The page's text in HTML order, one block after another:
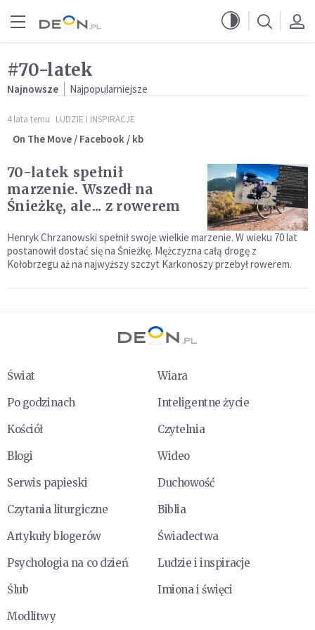
#70-latek
Najnowsze Najpopularniejsze
4 lata temu LUDZIE I INSPIRACJE
On The Move / Facebook / kb
70-latek spełnił
marzenie. Wszedł na
Śnieżkę, ale... z rowerem
Henryk Chrzanowski spełnił swoje wielkie marzenie. W wieku 70 lat
postanowił dostać się na Śnieżkę. Mężczyzna całą drogę z
Kołobrzegu aż na najwyższy szczyt Karkonoszy przebył rowerem.
Świat
Wiara
Po godzinach
Inteligentne życie
Kościół
Czytelnia
Blogi
Wideo
Serwis papieski
Duchowość
Czytania liturgiczne
Biblia
Artykuły blogerów
Świadectwa
Psychologia na co dzień
Ludzie i inspiracje
Ślub
Imiona i święci
Modlitwy